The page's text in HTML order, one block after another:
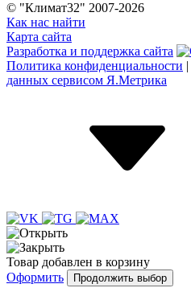
© "Климат32" 2007-2026
Как нас найти
Карта сайта
Разработка и поддержка сайта
Политика конфиденциальности |
данных сервисом Я.Метрика
Товар добавлен в корзину
Оформить
Продолжить выбор